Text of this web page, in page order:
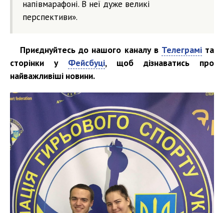
напівмарафоні. В неї дуже великі
перспективи».
Приєднуйтесь до нашого каналу в Телеграміта
сторінки у Фейсбуці, щоб дізнаватись про
найважливіші новини.